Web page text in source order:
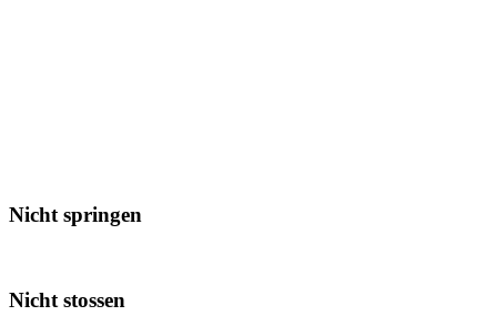
Nicht springen
Nicht stossen